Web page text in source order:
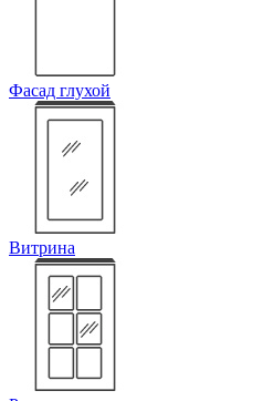
Фасад глухой
Витрина